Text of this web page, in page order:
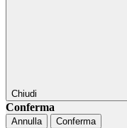
Chiudi
Conferma
Annulla Conferma